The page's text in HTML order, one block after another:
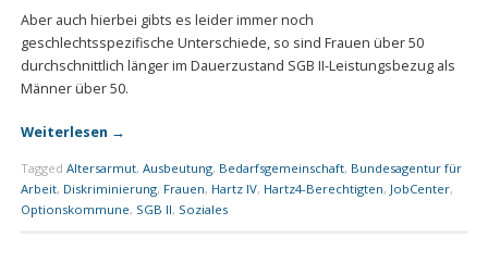
Aber auch hierbei gibts es leider immer noch
geschlechtsspezifische Unterschiede, so sind Frauen über 50
durchschnittlich länger im Dauerzustand SGB II-Leistungsbezug als
Männer über 50.
Weiterlesen →
Tagged Altersarmut, Ausbeutung, Bedarfsgemeinschaft, Bundesagentur für
Arbeit, Diskriminierung, Frauen, Hartz IV, Hartz4-Berechtigten, JobCenter,
Optionskommune, SGB II, Soziales